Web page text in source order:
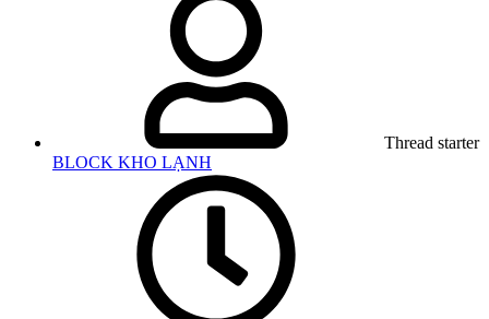
Thread starter
BLOCK KHO LẠNH